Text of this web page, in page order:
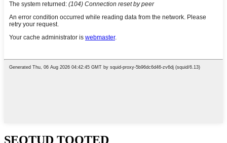
SEOTUD TOOTED